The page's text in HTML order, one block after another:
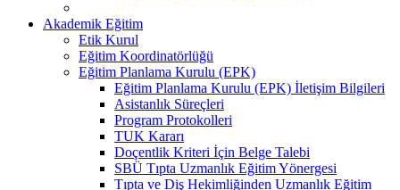
Akademik Eğitim
Etik Kurul
Eğitim Koordinatörlüğü
Eğitim Planlama Kurulu (EPK)
Eğitim Planlama Kurulu (EPK) İletişim Bilgileri
Asistanlık Süreçleri
Program Protokolleri
TUK Kararı
Doçentlik Kriteri İçin Belge Talebi
SBÜ Tıpta Uzmanlık Eğitim Yönergesi
Tıpta ve Diş Hekimliğinden Uzmanlık Eğitim